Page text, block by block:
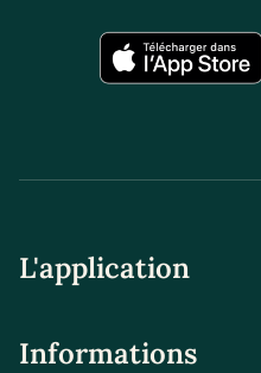
L'application
Informations